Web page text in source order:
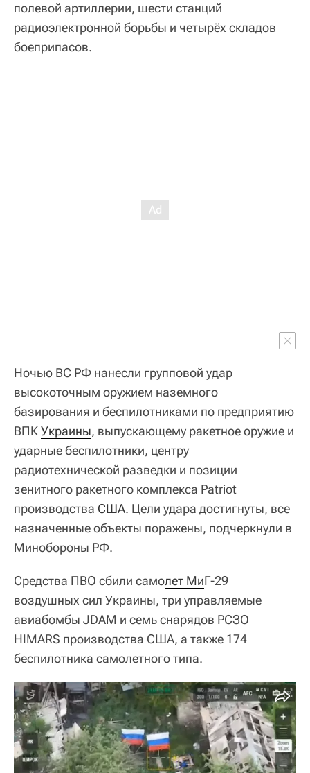
полевой артиллерии, шести станций
радиоэлектронной борьбы и четырёх складов
боеприпасов.
Ночью ВС РФ нанесли групповой удар
высокоточным оружием наземного
базирования и беспилотниками по предприятию
ВПКУкраины, выпускающему ракетное оружие и
ударные беспилотники, центру
радиотехнической разведки и позиции
зенитного ракетного комплекса Рatriot
производства США. Цели удара достигнуты, все
назначенные объекты поражены, подчеркнули в
Минобороны РФ.
Средства ПВО сбили самолет МиГ-29
воздушных сил Украины, три управляемые
авиабомбы JDAM и семь снарядов РСЗО
HIMARS производства США, а также 174
беспилотника самолетного типа.